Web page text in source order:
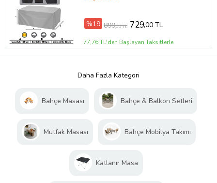
%19 899,00 TL 729,00 TL
77,76 TL'den Başlayan Taksitlerle
Daha Fazla Kategori
Bahçe Masası Bahçe & Balkon Setleri
Mutfak Masası Bahçe Mobilya Takımı
Katlanır Masa